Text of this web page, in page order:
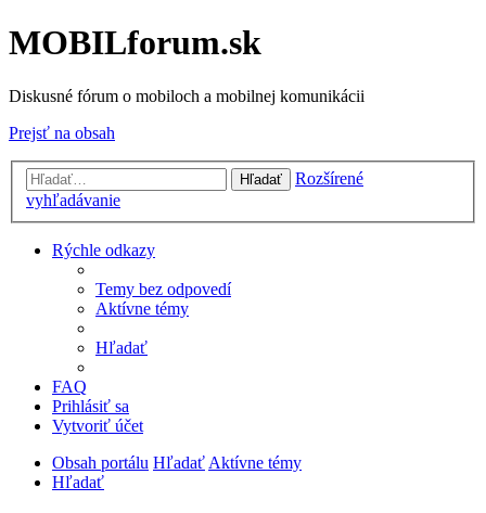
MOBILforum.sk
Diskusné fórum o mobiloch a mobilnej komunikácii
Prejsť na obsah
Hľadať
Rozšírené
vyhľadávanie
Rýchle odkazy
Temy bez odpovedí
Aktívne témy
Hľadať
FAQ
Prihlásiť sa
Vytvoriť účet
Obsah portálu HľadaťAktívne témy
Hľadať